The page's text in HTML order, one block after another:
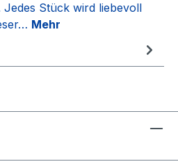
Stück wird liebevoll
Mehr